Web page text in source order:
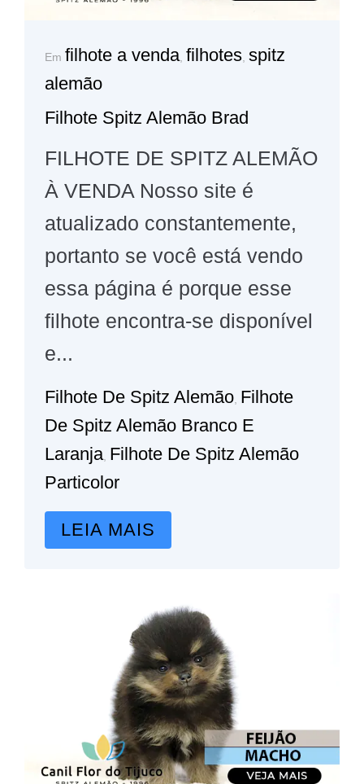
Em filhote a venda filhotes spitz
alemão
Filhote Spitz Alemão Brad
FILHOTE DE SPITZ ALEMÃO
À VENDA Nosso site é
atualizado constantemente,
portanto se você está vendo
essa página é porque esse
filhote encontra-se disponível
e...
Filhote De Spitz Alemão Filhote
De Spitz Alemão Branco E
Laranja Filhote De Spitz Alemão
Particolor
LEIA MAIS